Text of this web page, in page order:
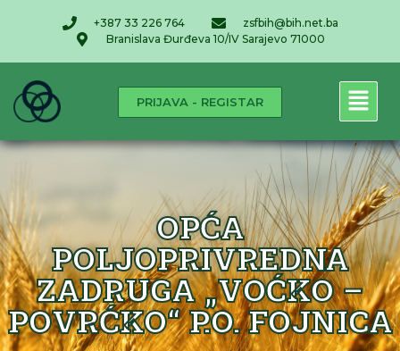
+387 33 226 764
zsfbih@bih.net.ba
Branislava Đurđeva 10/IV Sarajevo 71000
PRIJAVA - REGISTAR
OPĆA
POLJOPRIVREDNA
ZADRUGA „VOĆKO –
POVRĆKO“ P.O. FOJNICA